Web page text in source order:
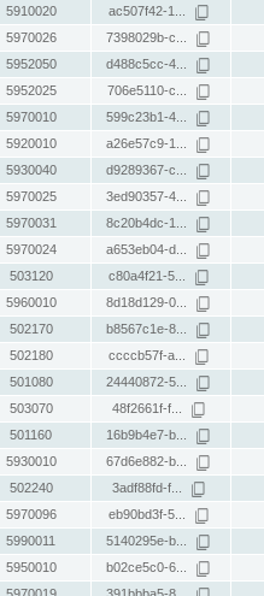
5910020 ac507f42-1...
5970026 7398029b-c...
5952050 d488c5cc-4...
5952025 706e5110-c...
5970010 599c23b1-4...
5920010 a26e57c9-1...
5930040 d9289367-c...
5970025 3ed90357-4...
5970031 8c20b4dc-1...
5970024 a653eb04-d...
503120 c80a4f21-5...
5960010 8d18d129-0...
502170 b8567c1e-8...
502180 ccccb57f-a...
501080 24440872-5...
503070 48f2661f-f...
501160 16b9b4e7-b...
5930010 67d6e882-b...
502240 3adf88fd-f...
5970096 eb90bd3f-5...
5990011 5140295e-b...
5950010 b02ce5c0-6...